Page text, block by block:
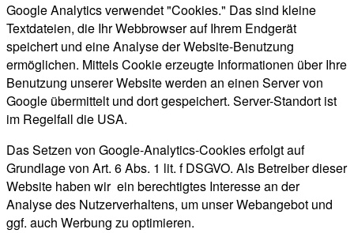
Google Analytics verwendet "Cookies." Das sind kleine
Textdateien, die Ihr Webbrowser auf Ihrem Endgerät
speichert und eine Analyse der Website-Benutzung
ermöglichen. Mittels Cookie erzeugte Informationen über Ihre
Benutzung unserer Website werden an einen Server von
Google übermittelt und dort gespeichert. Server-Standort ist
im Regelfall die USA.
Das Setzen von Google-Analytics-Cookies erfolgt auf
Grundlage von Art. 6 Abs. 1 lit. f DSGVO. Als Betreiber dieser
Website haben wir ein berechtigtes Interesse an der
Analyse des Nutzerverhaltens, um unser Webangebot und
ggf. auch Werbung zu optimieren.